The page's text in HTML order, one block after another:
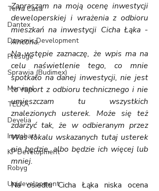
Terra Casa
Dantex
Dynamic Development
Prestige
Sprawia (Budimex)
Marvipol
TELKA
Develia
Immobart
KP Development
Robyg
Unidevelopment
Zapraszam na moją ocenę inwestycji
deweloperskiej i wrażenia z odbioru
mieszkań na inwestycji Cicha Łąka -
Ancona.
Na wstępie zaznaczę, że wpis ma na
celu naświetlenie tego, co mnie
spotkało na danej inwestycji, nie jest
to raport z odbioru technicznego i nie
umieszczam tu wszystkich
znalezionych usterek. Może się też
zdarzyć tak, że w odbieranym przez
Was lokalu wskazanych tutaj usterek
nie będzie, albo będzie ich więcej lub
mniej.
Na osiedlu Cicha Łąka niska ocena